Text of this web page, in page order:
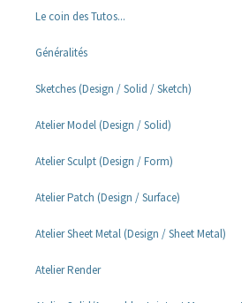
Le coin des Tutos...
Généralités
Sketches (Design / Solid / Sketch)
Atelier Model (Design / Solid)
Atelier Sculpt (Design / Form)
Atelier Patch (Design / Surface)
Atelier Sheet Metal (Design / Sheet Metal)
Atelier Render